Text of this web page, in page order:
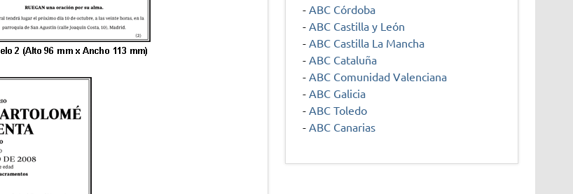
- ABC Córdoba
- ABC Castilla y León
- ABC Castilla La Mancha
- ABC Cataluña
- ABC Comunidad Valenciana
- ABC Galicia
- ABC Toledo
- ABC Canarias